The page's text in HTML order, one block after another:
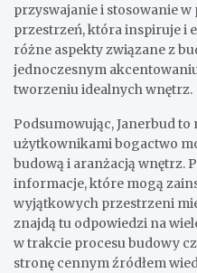
przyswajanie i stosowanie w
przestrzeń, która inspiruje i
różne aspekty związane z
jednoczesnym
tworzeniu idealnych wnętrz.
Podsumowując, Janerbud
użytkownikami bogactwo
budową i aranżacją wnętrz.
informacje, które mogą
wyjątkowych przestrzeni
znajdą tu odpowiedzi na
w trakcie procesu budowy
stronę cennym źródłem